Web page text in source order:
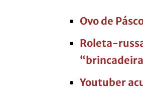
Ovo de
Roleta-
Youtuber